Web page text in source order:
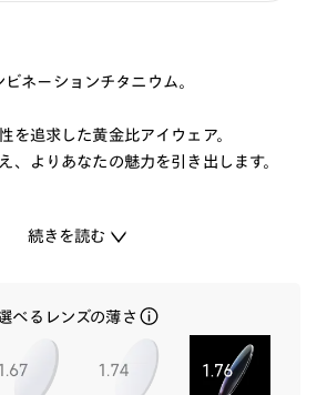
ネーションチタニウム。
を追求した黄金比アイウェア。
、よりあなたの魅力を引き出します。
ッケルフリー※を採用。
規格:国際標準化機構が策定する国際
続きを読む
べるレンズの薄さ